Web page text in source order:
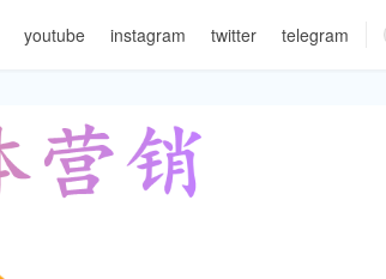
youtube instagram twitter telegram